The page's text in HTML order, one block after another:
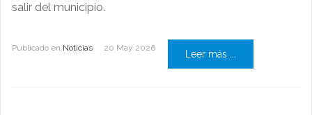
salir del municipio.
Publicado en Noticias 20 May 2026
Leer más ...